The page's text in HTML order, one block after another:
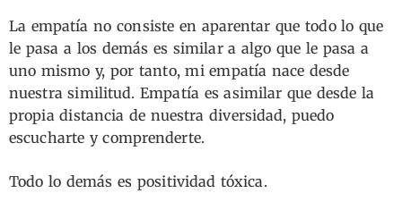
La empatía no consiste en aparentar que todo lo que
le pasa a los demás es similar a algo que le pasa a
uno mismo y, por tanto, mi empatía nace desde
nuestra similitud. Empatía es asimilar que desde la
propia distancia de nuestra diversidad, puedo
escucharte y comprenderte.
Todo lo demás es positividad tóxica.